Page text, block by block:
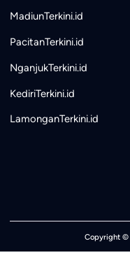
MadiunTerkini.id
PacitanTerkini.id
NganjukTerkini.id
KediriTerkini.id
LamonganTerkini.id
Copyright ©